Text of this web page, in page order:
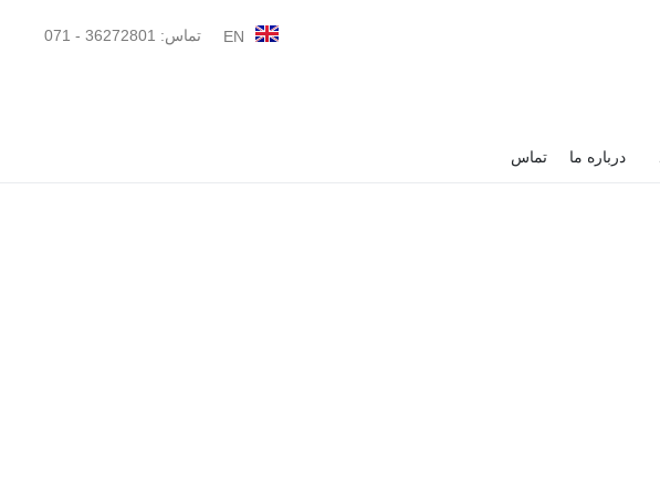
EN تماس: 36272801 - 071
درباره ما تماس